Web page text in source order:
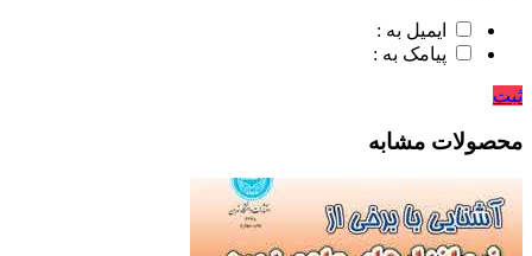
ایمیل به :
پیامک به :
ثبت
محصولات مشابه